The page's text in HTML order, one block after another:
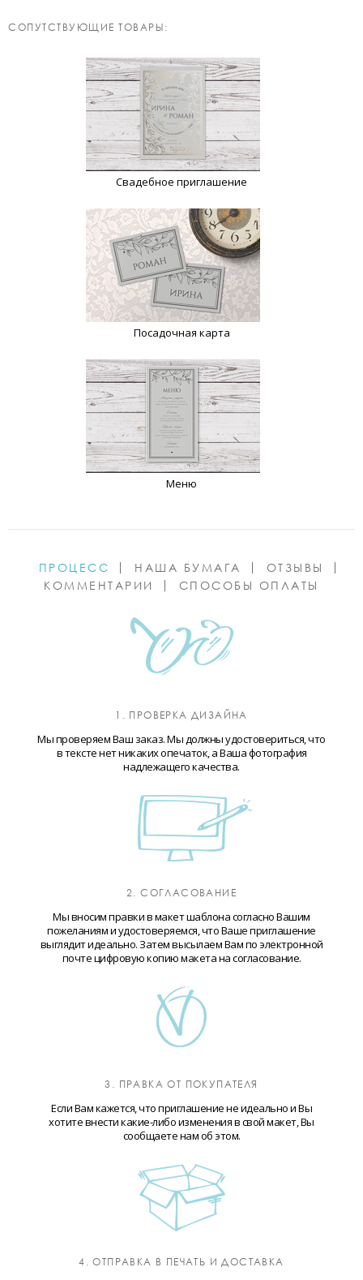
CОПУТСТВУЮЩИЕ ТОВАРЫ:
Свадебное приглашение
Посадочная карта
Меню
ПРОЦЕСС НАША БУМАГА
ОТЗЫВЫ
КОММЕНТАРИИ
СПОСОБЫ ОПЛАТЫ
1. ПРОВЕРКА ДИЗАЙНА
Мы проверяем Ваш заказ. Мы должны удостовериться, что
в тексте нет никаких опечаток, а Ваша фотография
надлежащего качества.
2. СОГЛАСОВАНИЕ
Мы вносим правки в макет шаблона согласно Вашим
пожеланиям и удостоверяемся, что Ваше приглашение
выглядит идеально. Затем высылаем Вам по электронной
почте цифровую копию макета на согласование.
3. ПРАВКА ОТ ПОКУПАТЕЛЯ
Если Вам кажется, что приглашение не идеально и Вы
хотите внести какие-либо изменения в свой макет, Вы
сообщаете нам об этом.
4. ОТПРАВКА В ПЕЧАТЬ И ДОСТАВКА